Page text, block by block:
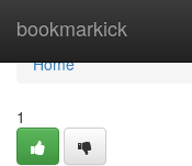
bookmarkick
Home
Home
1